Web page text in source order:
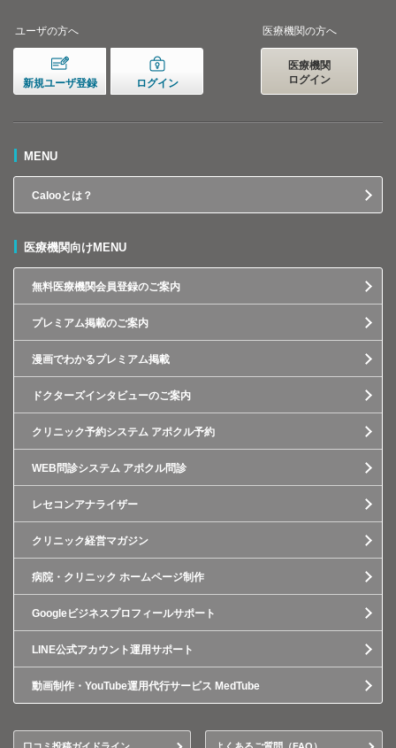
ユーザの方へ
新規ユーザ登録 ログイン
医療機関の方へ
医療機関
ログイン
MENU
Calooとは？
医療機関向けMENU
無料医療機関会員登録のご案内
プレミアム掲載のご案内
漫画でわかるプレミアム掲載
ドクターズインタビューのご案内
クリニック予約システム アポクル予約
WEB問診システム アポクル問診
レセコンアナライザー
クリニック経営マガジン
病院・クリニック ホームページ制作
Googleビジネスプロフィールサポート
LINE公式アカウント運用サポート
動画制作・YouTube運用代行サービス MedTube